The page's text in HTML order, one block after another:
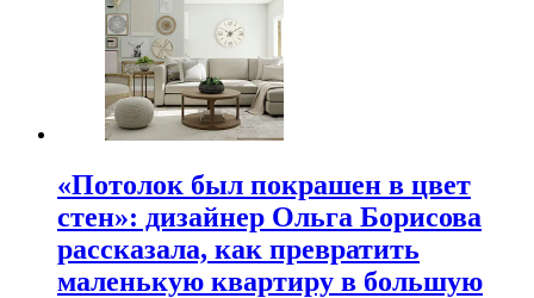
«Потолок был покрашен в цвет
стен»: дизайнер Ольга Борисова
рассказала, как превратить
маленькую квартиру в большую